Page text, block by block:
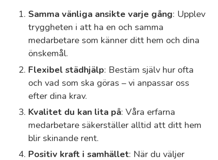
Samma vänliga ansikte varje gång: Upplev
tryggheten i att ha en och samma
medarbetare som känner ditt hem och dina
önskemål.
Flexibel städhjälp: Bestäm själv hur ofta
och vad som ska göras – vi anpassar oss
efter dina krav.
Kvalitet du kan lita på: Våra erfarna
medarbetare säkerställer alltid att ditt hem
blir skinande rent.
Positiv kraft i samhället: När du väljer